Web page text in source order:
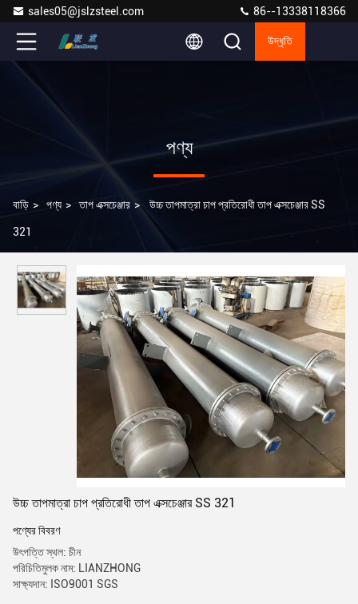
sales05@jslzsteel.com 86--13338118366
উদ্ধৃতি
পণ্য
বাড়ি > পণ্য > তাপ এক্সচেঞ্জার > উচ্চ তাপমাত্রা চাপ প্রতিরোধী তাপ এক্সচেঞ্জার SS
321
উচ্চ তাপমাত্রা চাপ প্রতিরোধী তাপ এক্সচেঞ্জার SS 321
পণ্যের বিবরণ
উৎপত্তি স্থল: চীন
পরিচিতিমুলক নাম: LIANZHONG
সাক্ষ্যদান: ISO9001 SGS